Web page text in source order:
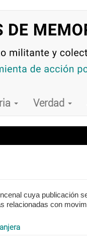
Verdad
cuya publicación
relacionadas con